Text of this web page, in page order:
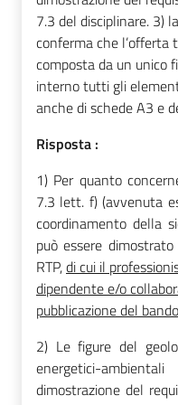
7.3 del disciplinare. 3)
conferma che l’offerta
composta da un unico
interno tutti gli
anche di schede A3 e
Risposta :
1) Per quanto
7.3 lett. f) (avvenuta
coordinamento della
può essere
RTP,di cui il
dipendente e/o
pubblicazione del
2) Le figure del
energetici-
dimostrazione del